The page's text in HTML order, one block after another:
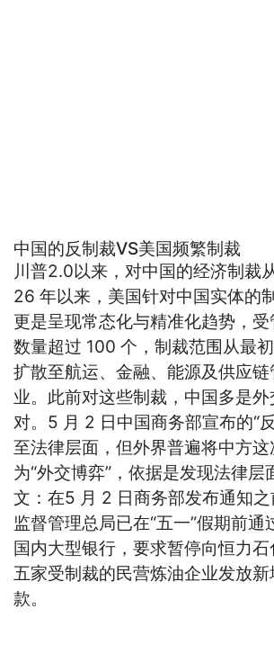
中国的反制裁VS美国频繁制裁
川普2.0以来，对中国的经济制裁
26 年以来，美国针对中国实体的
更是呈现常态化与精准化趋势，
数量超过 100 个，制裁范围从最
扩散至航运、金融、能源及供应
业。此前对这些制裁，中国多是
对。5 月 2 日中国商务部宣布的“
至法律层面，但外界普遍将中方
为“外交博弈”，依据是发现法律层
文：在5 月 2 日商务部发布通知
监督管理总局已在“五一”假期前通
国内大型银行，要求暂停向恒力
五家受制裁的民营炼油企业发放
款。